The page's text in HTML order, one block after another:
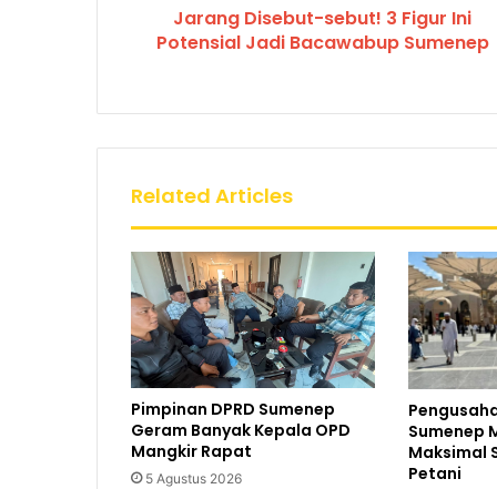
Jarang Disebut-sebut! 3 Figur Ini
Potensial Jadi Bacawabup Sumenep
Related Articles
Pimpinan DPRD Sumenep
Geram Banyak Kepala OPD
Mangkir Rapat
5 Agustus 2026
Sumenep
Maksimal
Petani